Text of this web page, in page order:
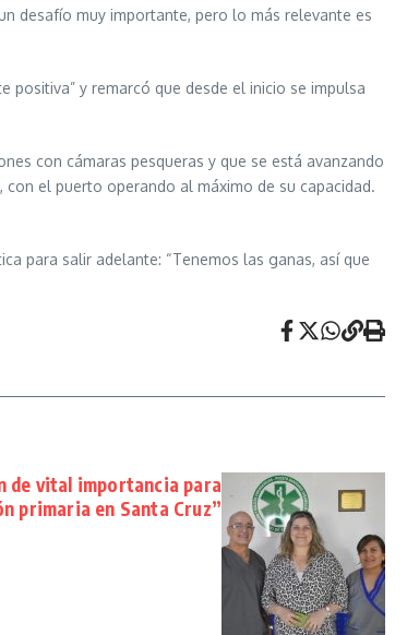
desafío muy importante, pero lo más relevante es
y remarcó que desde el inicio se impulsa
con cámaras pesqueras y que se está avanzando
el puerto operando al máximo de su capacidad.
para salir adelante: “Tenemos las ganas, así que
de vital importancia para
primaria en Santa Cruz”